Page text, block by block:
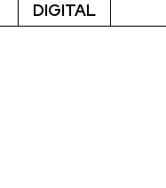
DIGITAL